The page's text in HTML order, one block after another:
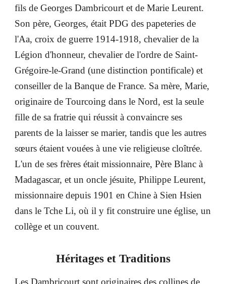
fils de Georges Dambricourt et de Marie Leurent.
Son père, Georges, était PDG des papeteries de
l'Aa, croix de guerre 1914-1918, chevalier de la
Légion d'honneur, chevalier de l'ordre de Saint-
Grégoire-le-Grand (une distinction pontificale) et
conseiller de la Banque de France. Sa mère, Marie,
originaire de Tourcoing dans le Nord, est la seule
fille de sa fratrie qui réussit à convaincre ses
parents de la laisser se marier, tandis que les autres
sœurs étaient vouées à une vie religieuse cloîtrée.
L'un de ses frères était missionnaire, Père Blanc à
Madagascar, et un oncle jésuite, Philippe Leurent,
missionnaire depuis 1901 en Chine à Sien Hsien
dans le Tche Li, où il y fit construire une église, un
collège et un couvent.
Héritages et Traditions
Les Dambricourt sont originaires des collines de